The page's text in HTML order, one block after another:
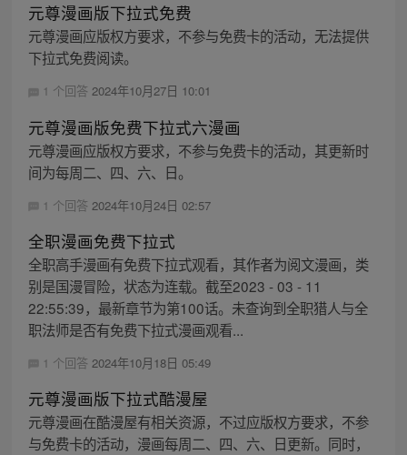
元尊漫画版下拉式免费
元尊漫画应版权方要求，不参与免费卡的活动，无法提供
下拉式免费阅读。
1 个回答 2024年10月27日 10:01
元尊漫画版免费下拉式六漫画
元尊漫画应版权方要求，不参与免费卡的活动，其更新时
间为每周二、四、六、日。
1 个回答 2024年10月24日 02:57
全职漫画免费下拉式
全职高手漫画有免费下拉式观看，其作者为阅文漫画，类
别是国漫冒险，状态为连载。截至2023 - 03 - 11
22:55:39，最新章节为第100话。未查询到全职猎人与全
职法师是否有免费下拉式漫画观看...
1 个回答 2024年10月18日 05:49
元尊漫画版下拉式酷漫屋
元尊漫画在酷漫屋有相关资源，不过应版权方要求，不参
与免费卡的活动，漫画每周二、四、六、日更新。同时，